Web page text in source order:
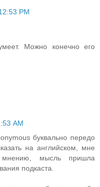
PM
Можно конечно его
AM
буквально передо
на английском, мне
мысль пришла
подкаста.